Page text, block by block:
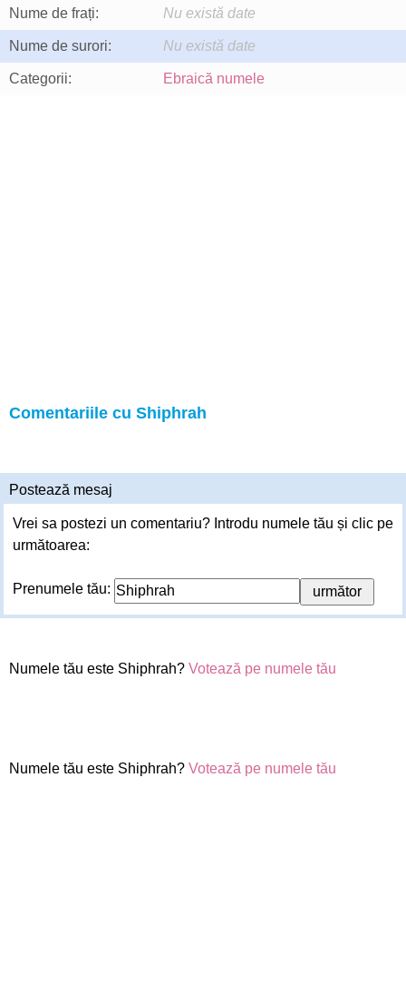
Nume de frați: Nu există date
Nume de surori: Nu există date
Categorii: Ebraică numele
Comentariile cu Shiphrah
Postează mesaj
Vrei sa postezi un comentariu? Introdu numele tău și clic pe
următoarea:
Prenumele tău:
Numele tău este Shiphrah? Votează pe numele tău
Numele tău este Shiphrah? Votează pe numele tău